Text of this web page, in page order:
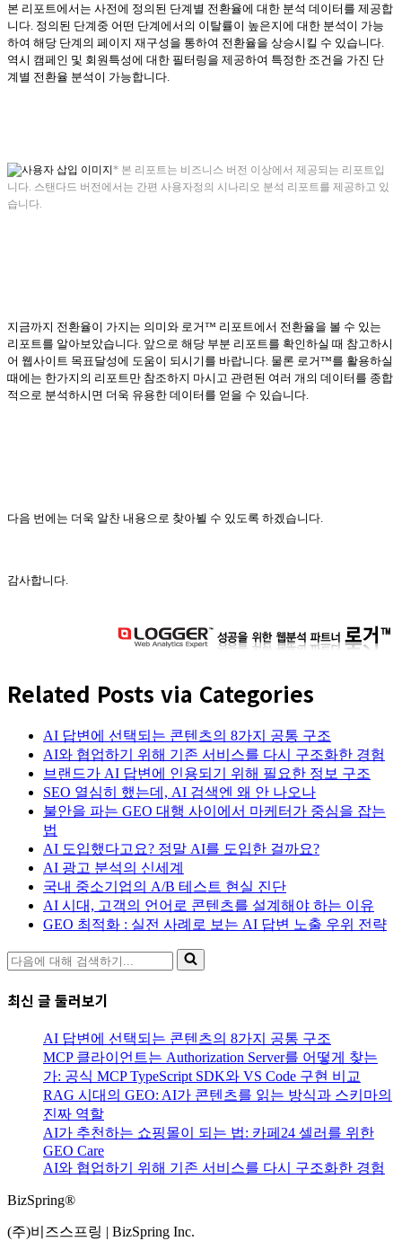
본 리포트에서는 사전에 정의된 단계별 전환율에 대한 분석 데이터를 제공합
니다 정의된 단계중 어떤 단계에서의 이탈률이 높은지에 대한 분석이 가능
하여 해당 단계의 페이지 재구성을 통하여 전환율을 상승시킬 수 있습니다
역시 캠페인 및 회원특성에 대한 필터링을 제공하여 특정한 조건을 가진 단
계별 전환율 분석이 가능합니다
* 본 리포트는 비즈니스 버전 이상에서 제공되는 리포트입
니다. 스탠다드 버전에서는 간편 사용자정의 시나리오 분석 리포트를 제공하고 있
습니다.
지금까지 전환율이 가지는 의미와 로거™ 리포트에서 전환율을 볼 수 있는
리포트를 알아보았습니다 앞으로 해당 부분 리포트를 확인하실 때 참고하시
어 웹사이트 목표달성에 도움이 되시기를 바랍니다 물론 로거™를 활용하실
때에는 한가지의 리포트만 참조하지 마시고 관련된 여러 개의 데이터를 종합
적으로 분석하시면 더욱 유용한 데이터를 얻을 수 있습니다
다음 번에는 더욱 알찬 내용으로 찾아뵐 수 있도록 하겠습니다
감사합니다
Related Posts via Categories
AI 답변에 선택되는 콘텐츠의 8가지 공통 구조
AI와 협업하기 위해 기존 서비스를 다시 구조화한 경험
브랜드가 AI 답변에 인용되기 위해 필요한 정보 구조
SEO 열심히 했는데, AI 검색엔 왜 안 나오나
불안을 파는 GEO 대행 사이에서 마케터가 중심을 잡는
법
AI 도입했다고요? 정말 AI를 도입한 걸까요?
AI 광고 분석의 신세계
국내 중소기업의 A/B 테스트 현실 진단
AI 시대, 고객의 언어로 콘텐츠를 설계해야 하는 이유
GEO 최적화 : 실전 사례로 보는 AI 답변 노출 우위 전략
다
음
에
대
최신 글 둘러보기
AI 답변에 선택되는 콘텐츠의 8가지 공통 구조
MCP 클라이언트는 Authorization Server를 어떻게 찾는
가: 공식 MCP TypeScript SDK와 VS Code 구현 비교
RAG 시대의 GEO: AI가 콘텐츠를 읽는 방식과 스키마의
진짜 역할
AI가 추천하는 쇼핑몰이 되는 법: 카페24 셀러를 위한
GEO Care
AI와 협업하기 위해 기존 서비스를 다시 구조화한 경험
BizSpring®
(주)비즈스프링 | BizSpring Inc.